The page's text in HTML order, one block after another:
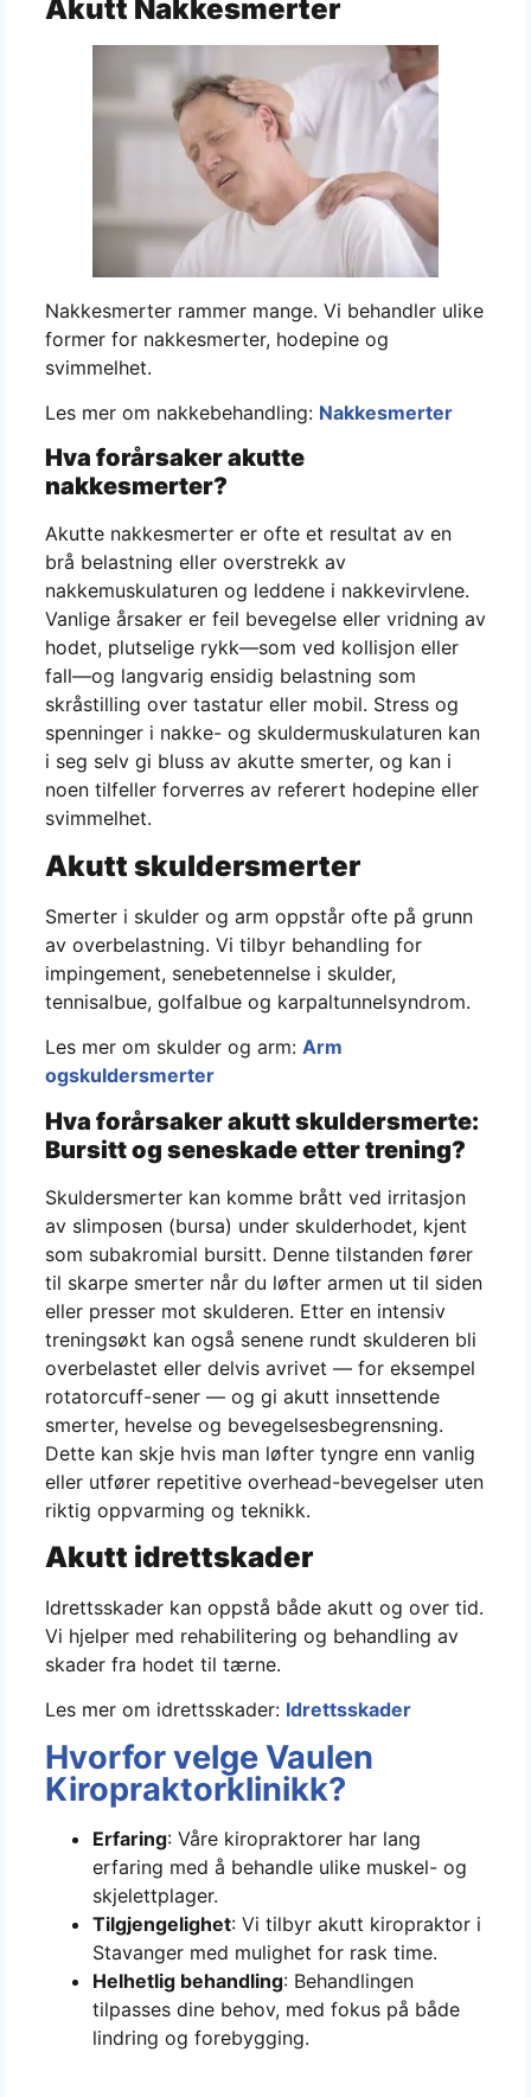
Akutt Nakkesmerter
Nakkesmerter rammer mange. Vi behandler ulike
former for nakkesmerter, hodepine og
svimmelhet.
Les mer om nakkebehandling: Nakkesmerter
Hva forårsaker akutte
nakkesmerter?
Akutte nakkesmerter er ofte et resultat av en
brå belastning eller overstrekk av
nakkemuskulaturen og leddene i nakkevirvlene.
Vanlige årsaker er feil bevegelse eller vridning av
hodet, plutselige rykk—som ved kollisjon eller
fall—og langvarig ensidig belastning som
skråstilling over tastatur eller mobil. Stress og
spenninger i nakke- og skuldermuskulaturen kan
i seg selv gi bluss av akutte smerter, og kan i
noen tilfeller forverres av referert hodepine eller
svimmelhet.
Akutt skuldersmerter
Smerter i skulder og arm oppstår ofte på grunn
av overbelastning. Vi tilbyr behandling for
impingement, senebetennelse i skulder,
tennisalbue, golfalbue og karpaltunnelsyndrom.
Les mer om skulder og arm: Arm
ogskuldersmerter
Hva forårsaker akutt skuldersmerte:
Bursitt og seneskade etter trening?
Skuldersmerter kan komme brått ved irritasjon
av slimposen (bursa) under skulderhodet, kjent
som subakromial bursitt. Denne tilstanden fører
til skarpe smerter når du løfter armen ut til siden
eller presser mot skulderen. Etter en intensiv
treningsøkt kan også senene rundt skulderen bli
overbelastet eller delvis avrivet — for eksempel
rotatorcuff-sener — og gi akutt innsettende
smerter, hevelse og bevegelsesbegrensning.
Dette kan skje hvis man løfter tyngre enn vanlig
eller utfører repetitive overhead-bevegelser uten
riktig oppvarming og teknikk.
Akutt idrettskader
Idrettsskader kan oppstå både akutt og over tid.
Vi hjelper med rehabilitering og behandling av
skader fra hodet til tærne.
Les mer om idrettsskader: Idrettsskader
Hvorfor velge Vaulen
Kiropraktorklinikk?
Erfaring: Våre kiropraktorer har lang
erfaring med å behandle ulike muskel- og
skjelettplager.
Tilgjengelighet: Vi tilbyr akutt kiropraktor i
Stavanger med mulighet for rask time.
Helhetlig behandling: Behandlingen
tilpasses dine behov, med fokus på både
lindring og forebygging.